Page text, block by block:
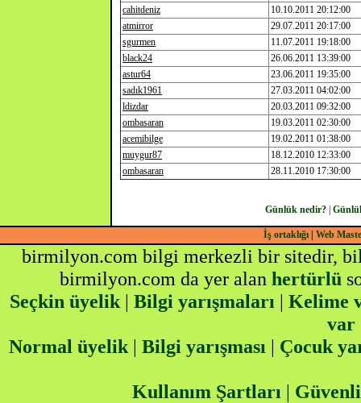
cahitdeniz
10.10.2011 20:12:00
atmirror
29.07.2011 20:17:00
sgurmen
11.07.2011 19:18:00
black24
26.06.2011 13:39:00
astur64
23.06.2011 19:35:00
sadık1961
27.03.2011 04:02:00
ldizdar
20.03.2011 09:32:00
ombasaran
19.03.2011 02:30:00
acemibilge
19.02.2011 01:38:00
muygur87
18.12.2010 12:33:00
ombasaran
28.11.2010 17:30:00
Günlük nedir?|
İş ortaklığı| Web
birmilyon.com bilgi merkezli bir sitedir,
birmilyon.com da yer alan hertürlü
Seçkin üyelik| Bilgi yarışmaları | Kelime
var
Normal üyelik | Bilgi yarışması | Çocuk
Kullanım Şartları |